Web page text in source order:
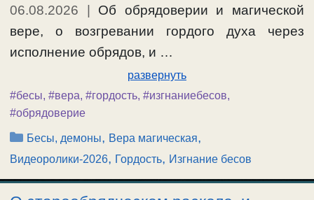
06.08.2026 | Об обрядоверии и магической
вере, о возгревании гордого духа через
исполнение обрядов, и …
развернуть
#бесы, #вера, #гордость, #изгнаниебесов,
#обрядоверие
Рубрики
Бесы, демоны, Вера магическая,
Видеоролики-2026, Гордость, Изгнание бесов